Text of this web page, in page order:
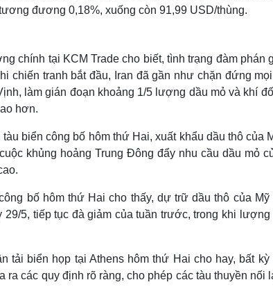
đương 0,18%, xuống còn 91,99 USD/thùng.
chính tại KCM Trade cho biết, tình trạng đàm phán
chiến tranh bắt đầu, Iran đã gần như chặn đứng
làm gián đoạn khoảng 1/5 lượng dầu mỏ và khí
hơn.
biển công bố hôm thứ Hai, xuất khẩu dầu thô của
khủng hoảng Trung Đông đẩy nhu cầu dầu mỏ
bố hôm thứ Hai cho thấy, dự trữ dầu thô của
29/5, tiếp tục đà giảm của tuần trước, trong khi
tải biển họp tại Athens hôm thứ Hai cho hay, bất
các quy định rõ ràng, cho phép các tàu thuyền nối